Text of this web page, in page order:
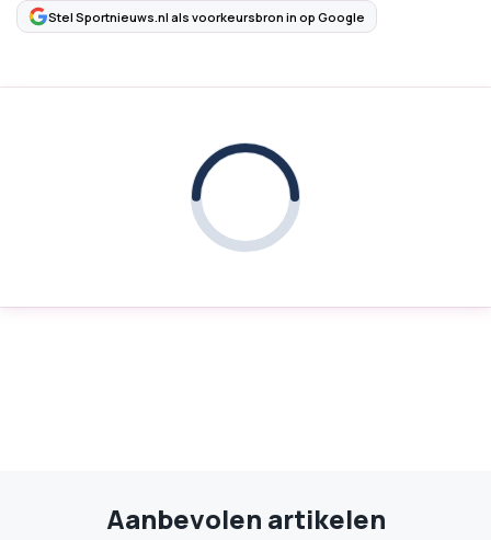
Stel Sportnieuws.nl als voorkeursbron in op Google
Aanbevolen artikelen